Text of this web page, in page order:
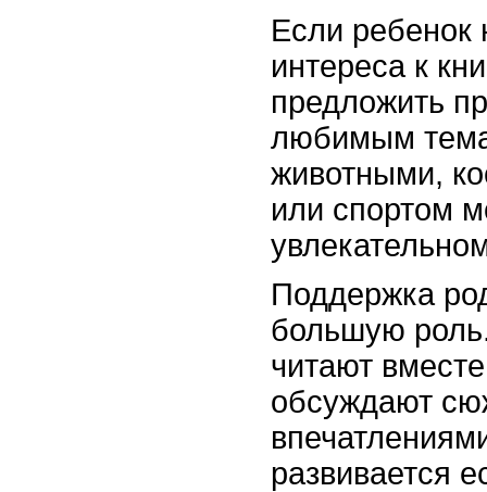
Если ребенок
интереса к
предложить
любимым
животными,
или спортом
Поддержка
большую
читают
обсуждают
развивается